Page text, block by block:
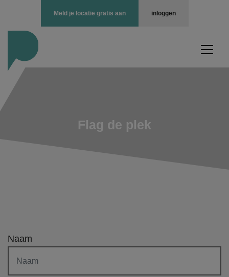
inloggen
Meld je locatie gratis aan
Flag de plek
Naam